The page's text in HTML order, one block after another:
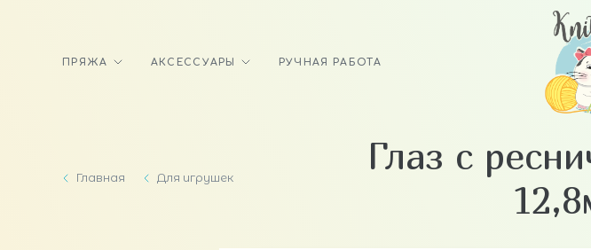
ПРЯЖА АКСЕССУАРЫ РУЧНАЯ РАБОТА
Главная Для игрушек
Глаз с